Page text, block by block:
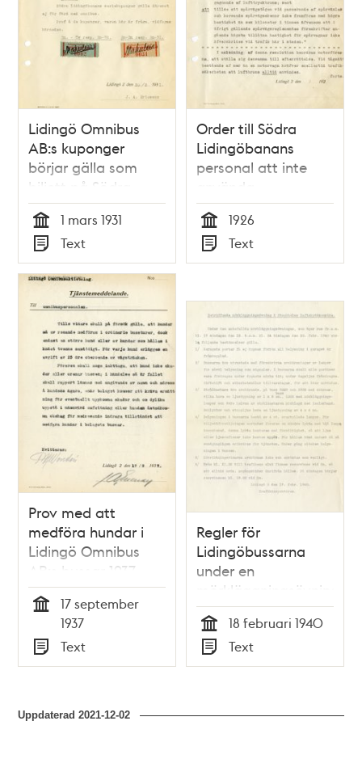
Lidingö Omnibus
AB:s kuponger
börjar gälla som
biljett på Södra
Lidingöbanan
Tid
1 mars 1931
Typ
Text
Order till Södra
Lidingöbanans
personal att inte
använda
tryckluftbromsen på
Sturegatan
Tid
1926
Typ
Text
Prov med att
medföra hundar i
Lidingö Omnibus
AB:s bussar 1937
17 september
1937
Typ
Text
Regler för
Lidingöbussarna
under en
mörkläggningsövning
under Andra
Världskriget
Tid
18 februari 1940
Typ
Text
Uppdaterad2021-12-02